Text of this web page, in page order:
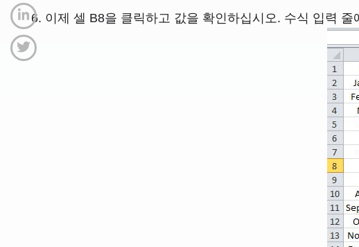
이제 셀 B8을 클릭하고 값을 확인하십시오. 수식 입력